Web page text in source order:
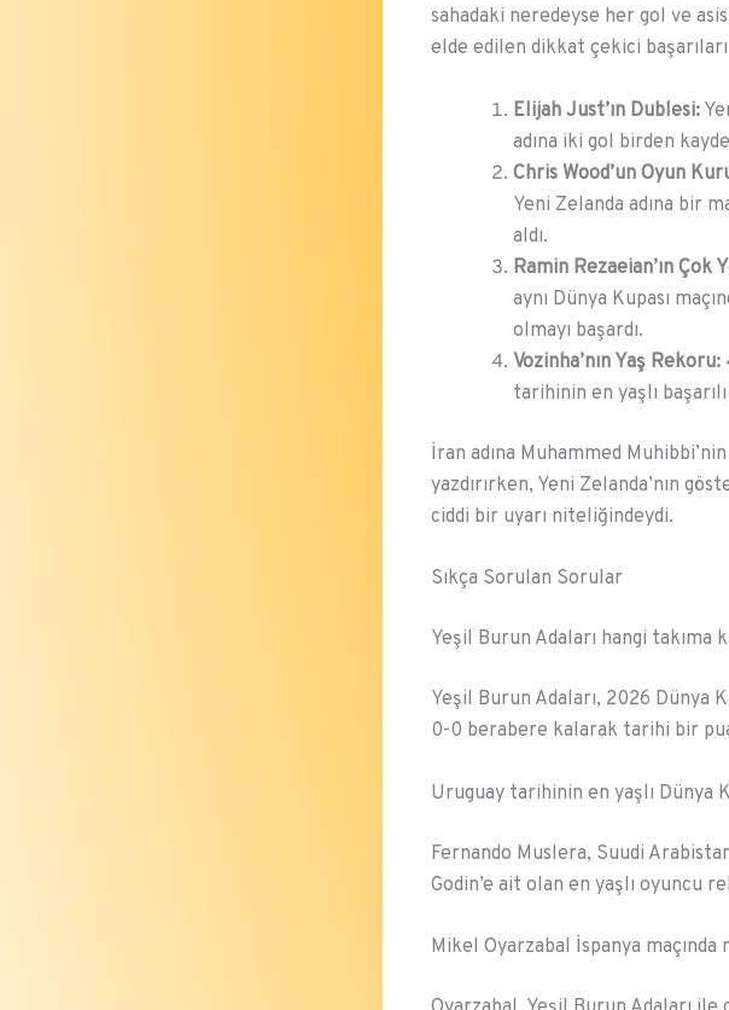
sahadaki neredeyse her gol ve
elde edilen dikkat çekici
Elijah Just’ın Dublesi:
adına iki gol birden
Chris Wood’un Oyun
Yeni Zelanda adına bir
aldı.
Ramin Rezaeian’ın Çok
aynı Dünya Kupası
olmayı başardı.
Vozinha’nın Yaş Rekoru:
tarihinin en yaşlı
İran adına Muhammed
yazdırırken, Yeni Zelanda’nın
ciddi bir uyarı niteliğindeydi.
Sıkça Sorulan Sorular
Yeşil Burun Adaları hangi takıma
Yeşil Burun Adaları, 2026 Dünya
0-0 berabere kalarak tarihi bir
Uruguay tarihinin en yaşlı Dünya
Fernando Muslera, Suudi
Godin’e ait olan en yaşlı oyuncu
Mikel Oyarzabal İspanya maçında